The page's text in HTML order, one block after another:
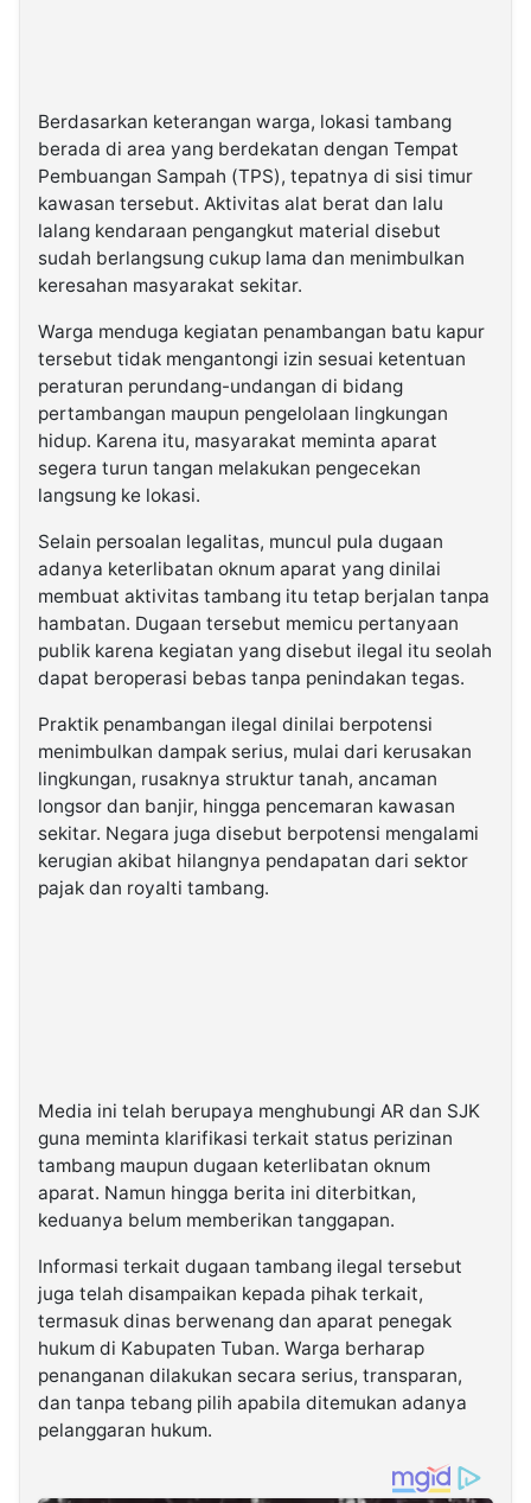
Berdasarkan keterangan warga, lokasi tambang
berada di area yang berdekatan dengan Tempat
Pembuangan Sampah (TPS), tepatnya di sisi timur
kawasan tersebut. Aktivitas alat berat dan lalu
lalang kendaraan pengangkut material disebut
sudah berlangsung cukup lama dan menimbulkan
keresahan masyarakat sekitar.
Warga menduga kegiatan penambangan batu kapur
tersebut tidak mengantongi izin sesuai ketentuan
peraturan perundang-undangan di bidang
pertambangan maupun pengelolaan lingkungan
hidup. Karena itu, masyarakat meminta aparat
segera turun tangan melakukan pengecekan
langsung ke lokasi.
Selain persoalan legalitas, muncul pula dugaan
adanya keterlibatan oknum aparat yang dinilai
membuat aktivitas tambang itu tetap berjalan tanpa
hambatan. Dugaan tersebut memicu pertanyaan
publik karena kegiatan yang disebut ilegal itu seolah
dapat beroperasi bebas tanpa penindakan tegas.
Praktik penambangan ilegal dinilai berpotensi
menimbulkan dampak serius, mulai dari kerusakan
lingkungan, rusaknya struktur tanah, ancaman
longsor dan banjir, hingga pencemaran kawasan
sekitar. Negara juga disebut berpotensi mengalami
kerugian akibat hilangnya pendapatan dari sektor
pajak dan royalti tambang.
Media ini telah berupaya menghubungi AR dan SJK
guna meminta klarifikasi terkait status perizinan
tambang maupun dugaan keterlibatan oknum
aparat. Namun hingga berita ini diterbitkan,
keduanya belum memberikan tanggapan.
Informasi terkait dugaan tambang ilegal tersebut
juga telah disampaikan kepada pihak terkait,
termasuk dinas berwenang dan aparat penegak
hukum di Kabupaten Tuban. Warga berharap
penanganan dilakukan secara serius, transparan,
dan tanpa tebang pilih apabila ditemukan adanya
pelanggaran hukum.